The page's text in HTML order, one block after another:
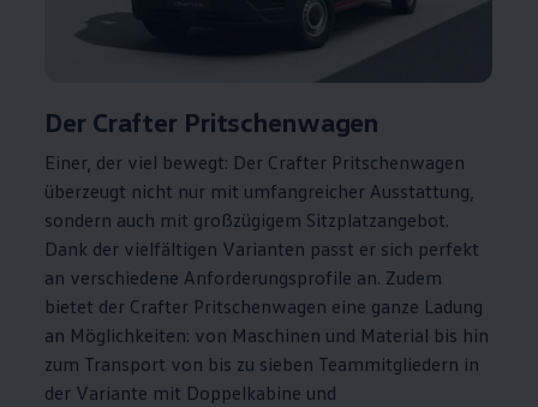
Der Crafter Pritschenwagen
Einer, der viel bewegt: Der Crafter Pritschenwagen
überzeugt nicht nur mit umfangreicher Ausstattung,
sondern auch mit großzügigem Sitzplatzangebot.
Dank der vielfältigen Varianten passt er sich perfekt
an verschiedene Anforderungsprofile an. Zudem
bietet der Crafter Pritschenwagen eine ganze Ladung
an Möglichkeiten: von Maschinen und Material bis hin
zum Transport von bis zu sieben Teammitgliedern in
der Variante mit Doppelkabine und